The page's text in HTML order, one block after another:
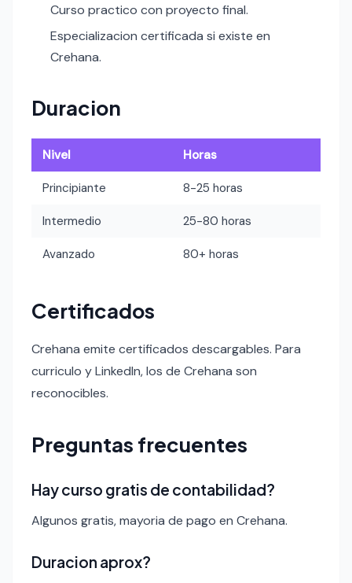
Curso practico con proyecto final.
Especializacion certificada si existe en
Crehana.
Duracion
Nivel Horas
Principiante 8-25 horas
Intermedio 25-80 horas
Avanzado 80+ horas
Certificados
Crehana emite certificados descargables. Para
curriculo y LinkedIn, los de Crehana son
reconocibles.
Preguntas frecuentes
Hay curso gratis de contabilidad?
Algunos gratis, mayoria de pago en Crehana.
Duracion aprox?